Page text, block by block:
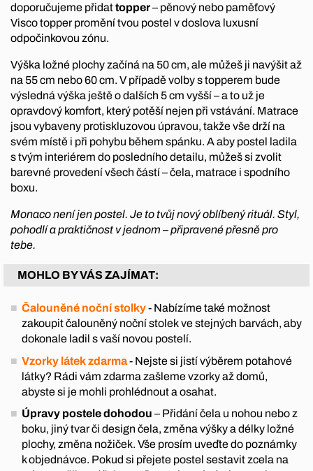
doporučujeme přidattopper– pěnový nebo paměťový
Visco topper promění tvou postel v doslova luxusní
odpočinkovou zónu.
Výška ložné plochy začíná na 50 cm, ale můžeš ji navýšit až
na 55 cm nebo 60 cm. V případě volby s topperem bude
výsledná výška ještě o dalších 5 cm vyšší – a to už je
opravdový komfort, který potěší nejen při vstávání. Matrace
jsou vybaveny protiskluzovou úpravou, takže vše drží na
svém místě i při pohybu během spánku. A aby postel ladila
s tvým interiérem do posledního detailu, můžeš si zvolit
barevné provedení všech částí – čela, matrace i spodního
boxu.
Monaco není jen postel. Je to tvůj nový oblíbený rituál. Styl,
pohodlí a praktičnost v jednom – připravené přesně pro
tebe.
MOHLO BY VÁS ZAJÍMAT:
Čalouněné noční stolky- Nabízíme také možnost
zakoupit čalouněný noční stolek ve stejných barvách, aby
dokonale ladil s vaší novou postelí.
Vzorky látek zdarma- Nejste si jistí výběrem potahové
látky? Rádi vám zdarma zašleme vzorky až domů,
abyste si je mohli prohlédnout a osahat.
Úpravy postele dohodou – Přidání čela u nohou nebo z
boku, jiný tvar či design čela, změna výšky a délky ložné
plochy, změna nožiček. Vše prosím uveďte do poznámky
k objednávce. Pokud si přejete postel sestavit zcela na